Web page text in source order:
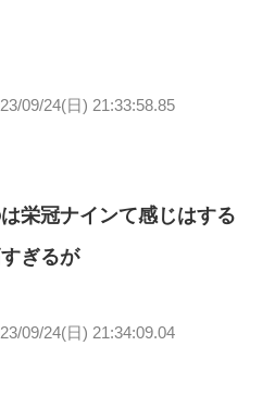
09/24(日) 21:33:58.85
栄冠ナインて感じはする
ぎるが
09/24(日) 21:34:09.04